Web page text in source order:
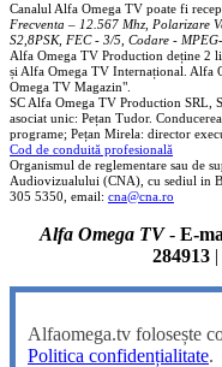
Canalul Alfa Omega TV poate fi
Frecventa – 12.567 Mhz, Polarizare
S2,8PSK, FEC - 3/5, Codare -
Alfa Omega TV Production deține 2
și Alfa Omega TV Internațional. Alfa
Omega TV Magazin".
SC Alfa Omega TV Production SRL,
asociat unic: Pețan Tudor.
programe; Pețan Mirela: director
Cod de conduită profesională
Organismul de reglementare sau de
Audiovizualului (CNA), cu sediul in
305 5350, email: cna@cna.ro
Alfa Omega TV- E-
284913|
Alfaomega.tv folosește
Politica confidențialitate.